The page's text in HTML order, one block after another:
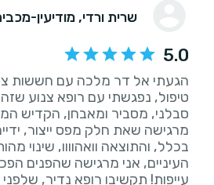
שרית ורדי, מודיעין-
5.0
הגעתי אל דר מלכה עם חששות
טיפול, נפגשתי עם רופא צנוע שזה
סבלני, מסביר ומאבחן, הקדיש
מרגישה שאת חלק מפס ייצור,
בכלל, והתוצאה וואהוווו, שינוי
העיניים, אני מרגישה שהפנים
עייפות! תקשיבו רופא נדיר,